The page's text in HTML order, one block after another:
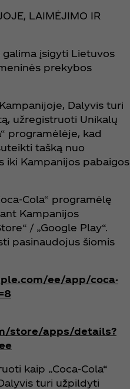
LAIMĖJIMO IR
galima įsigyti Lietuvos
prekybos
Dalyvis turi
užregistruoti Unikalų
programėlėje, kad
tašką nuo
iki Kampanijos pabaigos
programėlę
Kampanijos
/ „Google Play“.
pasinaudojus šiomis
ee/app/coca-
store/apps/details?
kaip „Coca‑Cola“
turi užpildyti